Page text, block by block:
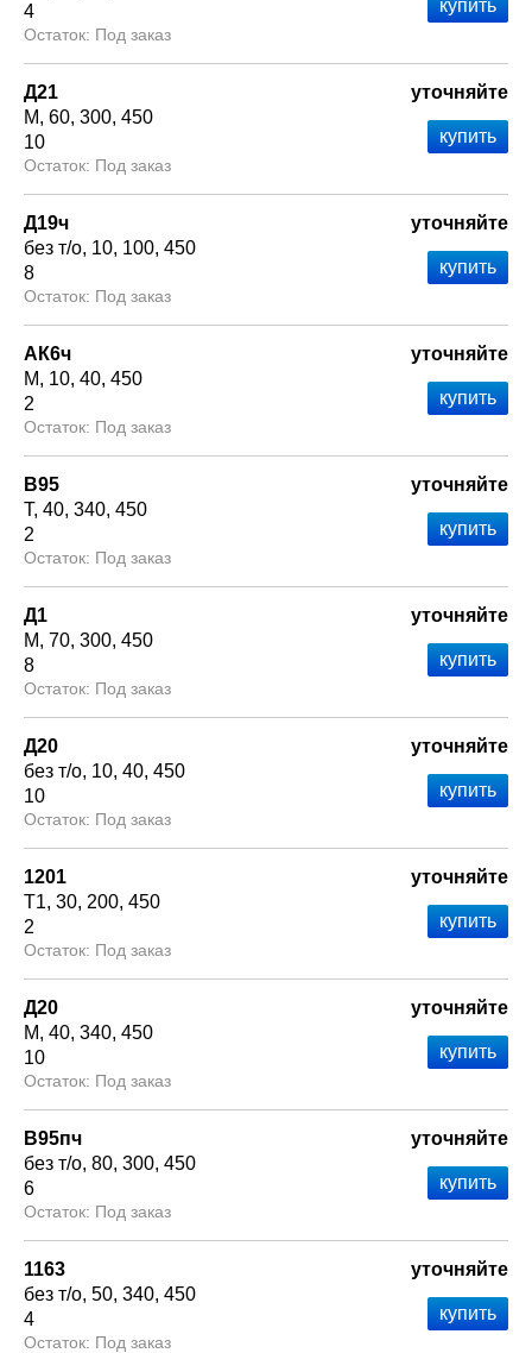
4
Под заказ
Д21
М 60 300 450
10
Под заказ
уточняйте
Д19ч
без т/о 10 100 450
8
Под заказ
уточняйте
АК6ч
М
10 40 450
2
Под заказ
уточняйте
В95
Т 40 340 450
2
Под заказ
уточняйте
Д1
М 70 300 450
8
Под заказ
уточняйте
Д20
без т/о 10 40 450
10
Под заказ
уточняйте
1201
Т1 30 200 450
2
Под заказ
уточняйте
Д20
М 40 340 450
10
Под заказ
уточняйте
В95пч
без т/о 80 300 450
6
Под заказ
уточняйте
1163
без т/о 50 340 450
4
Под заказ
уточняйте